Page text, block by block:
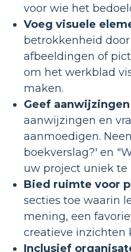
voor wie het
Voeg visuele
betrokkenheid
afbeeldingen of
om het werkblad
maken.
Geef
aanwijzingen en
aanmoedigen.
boekverslag?' en
uw project uniek te
Bied ruimte voor
secties toe waarin
mening, een
creatieve inzichten
Inclusief